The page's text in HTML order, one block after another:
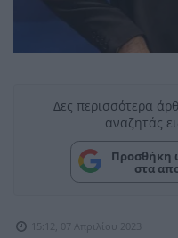
Δες περισσότερα
αναζητάς
Προσθήκη
στα
15:12, 07 Απριλίου 2023